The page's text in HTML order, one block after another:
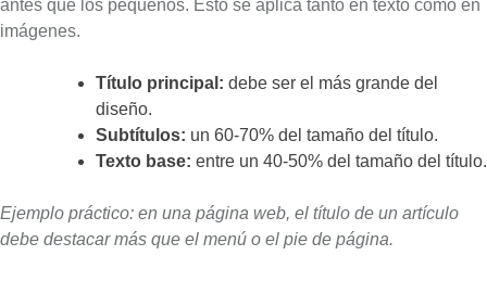
antes que los pequeños. Esto se aplica tanto en texto como en
imágenes.
Título principal: debe ser el más grande del
diseño.
Subtítulos: un 60-70% del tamaño del título.
Texto base: entre un 40-50% del tamaño del título.
Ejemplo práctico: en una página web, el título de un artículo
debe destacar más que el menú o el pie de página.